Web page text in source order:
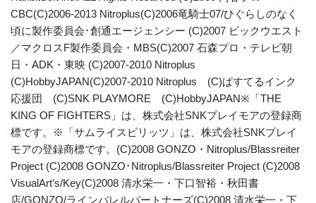
CBC(C)2006-2013 Nitroplus(C)2006竜騎士07/ひぐらしのなく
頃に製作委員会･創通エージェンシー (C)2007 ビックウエスト
／マクロスF製作委員会・MBS(C)2007 石森プロ・テレビ朝
日・ADK・東映 (C)2007-2010 Nitroplus
(C)HobbyJAPAN(C)2007-2010 Nitroplus (C)ぱすてるインク
応援団 (C)SNK PLAYMORE (C)HobbyJAPAN※「THE
KING OF FIGHTERS」は、株式会社SNKプレイモアの登録商
標です。※「サムライスピリッツ」は、株式会社SNKプレイ
モアの登録商標です。(C)2008 GONZO・Nitroplus/Blassreiter
Project (C)2008 GONZO･Nitroplus/Blassreiter Project (C)2008
VisualArt’s/Key(C)2008 清水栄一・下口智裕・秋田書
店/GONZO/ラインバレルパートナーズ(C)2008 清水栄一・下